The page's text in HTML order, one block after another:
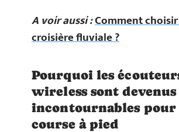
A voir aussi :Comment
croisière fluviale ?
Pourquoi les
wireless sont devenus
incontournables pour
course à pied